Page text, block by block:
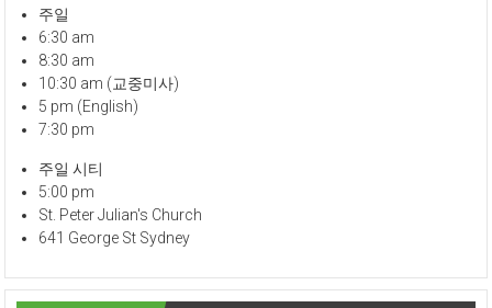
주일
6:30 am
8:30 am
10:30 am (교중미사)
5 pm (English)
7:30 pm
주일 시티
5:00 pm
St. Peter Julian's Church
641 George St Sydney